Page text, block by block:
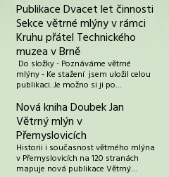
Publikace Dvacet let činnosti
Sekce větrné mlýny v rámci
Kruhu přátel Technického
muzea v Brně
Do složky - Poznáváme větrné
mlýny - Ke stažení jsem uložil celou
publikaci. Je možno si ji po…
Nová kniha Doubek Jan
Větrný mlýn v
Přemyslovicích
Historii i současnost větrného mlýna
v Přemyslovicích na 120 stranách
mapuje nová publikace Větrný…